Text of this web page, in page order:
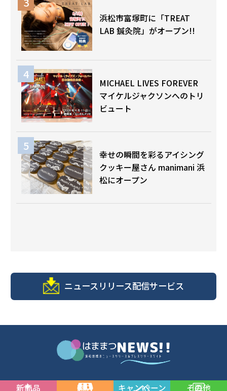
浜松市富塚町に「TREAT
LAB 鍼灸院」がオープン!!
MICHAEL LIVES FOREVER
マイケルジャクソンへのトリ
ビュート
幸せの瞬間を彩るアイシング
クッキー屋さん manimani 浜
松にオープン
ニュースリリース配信サービス
新商品 開店 キャンペーン その他